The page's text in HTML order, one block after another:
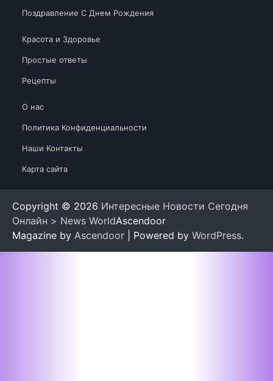
Поздравление С Днем Рождения
Красота и Здоровье
Простые ответы
Рецепты
О нас
Политика Конфиденциальности
Наши Контакты
Карта сайта
Copyright © 2026 Интересные Новости Сегодня
Онлайн > News WorldAscendoor
Magazine by Ascendoor | Powered by WordPress.